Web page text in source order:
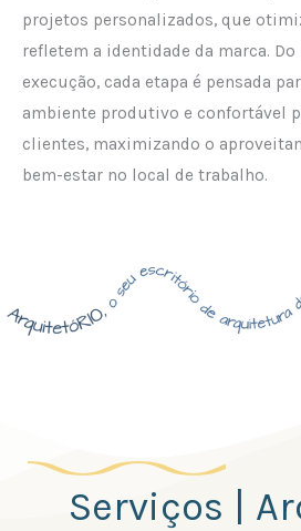
projetos personalizados, que
refletem a identidade da marca.
execução, cada etapa é pensada
ambiente produtivo e confortável
clientes, maximizando o
bem-estar no local de trabalho.
Serviços |